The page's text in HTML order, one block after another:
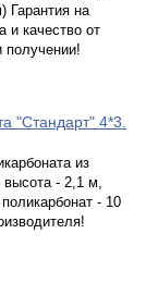
Гарантия на
и качество от
получении!
"Стандарт" 4*3.
из
высота - 2,1 м,
- 10